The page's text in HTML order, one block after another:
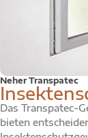
Neher Transpatec
Das Transpatec-
bieten